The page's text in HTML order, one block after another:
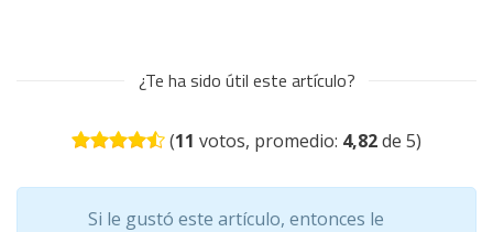
¿Te ha sido útil este artículo?
(11 votos, promedio: 4,82de 5)
Si le gustó este artículo, entonces le